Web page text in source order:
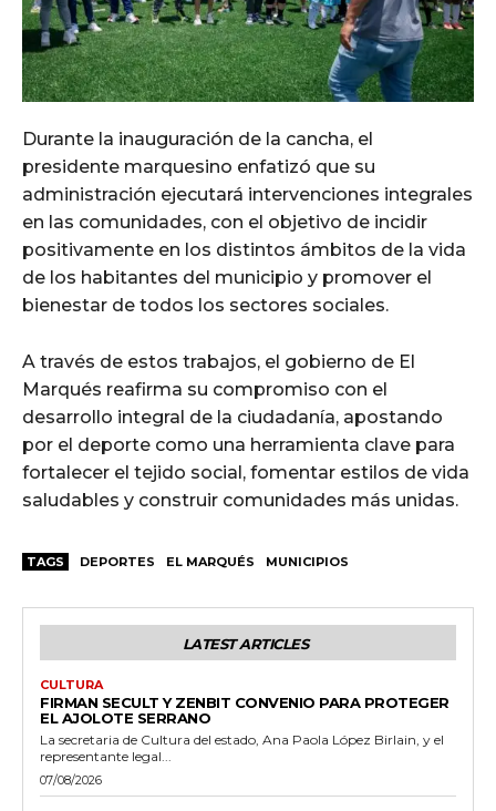
Durante la inauguración de la cancha, el
presidente marquesino enfatizó que su
administración ejecutará intervenciones integrales
en las comunidades, con el objetivo de incidir
positivamente en los distintos ámbitos de la vida
de los habitantes del municipio y promover el
bienestar de todos los sectores sociales.
A través de estos trabajos, el gobierno de El
Marqués reafirma su compromiso con el
desarrollo integral de la ciudadanía, apostando
por el deporte como una herramienta clave para
fortalecer el tejido social, fomentar estilos de vida
saludables y construir comunidades más unidas.
TAGS DEPORTES EL MARQUÉS MUNICIPIOS
LATEST ARTICLES
CULTURA
FIRMAN SECULT Y ZENBIT CONVENIO PARA PROTEGER
EL AJOLOTE SERRANO
La secretaria de Cultura del estado, Ana Paola López Birlain, y el
representante legal...
07/08/2026